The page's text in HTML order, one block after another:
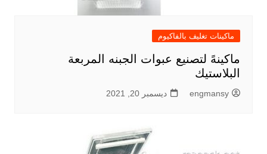
ماكينات تغليف بالفاكيوم
ماكينهً لتصنيع عبوات الجبنه المربعة
البلاستيك
engmansy ديسمبر 20, 2021